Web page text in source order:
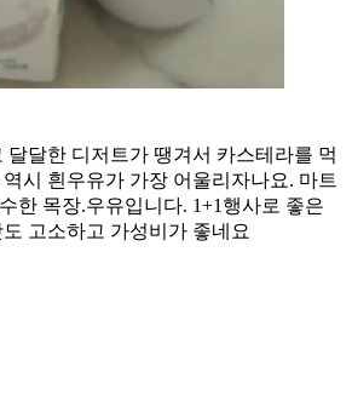
달달한 디저트가 땡겨서 카스테라를 먹
시 흰우유가 가장 어울리자나요. 마트
한 목장.우유입니다. 1+1행사로 좋은
고소하고 가성비가 좋네요